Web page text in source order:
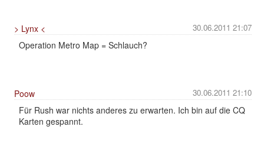
30.06.2011 21:07
> Lynx <
Operation Metro Map = Schlauch?
30.06.2011 21:10
Poow
Für Rush war nichts anderes zu erwarten. Ich bin auf die CQ
Karten gespannt.